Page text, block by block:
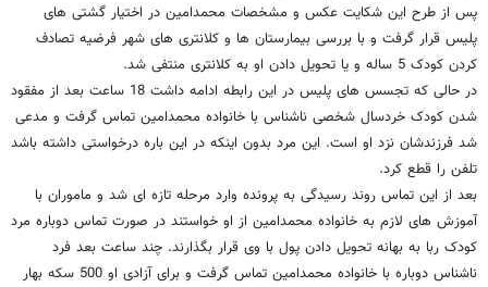
پس از طرح این شکایت عکس و مشخصات محمدامین در اختیار گشتی های
پلیس قرار گرفت و با بررسی بیمارستان ها و کلانتری های شهر فرضیه تصادف
کردن کودک 5 ساله و یا تحویل دادن او به کلانتری منتفی شد.
در حالی که تجسس های پلیس در این رابطه ادامه داشت 18 ساعت بعد از مفقود
شدن کودک خردسال شخصی ناشناس با خانواده محمدامین تماس گرفت و مدعی
شد فرزندشان نزد او است. این مرد بدون اینکه در این باره درخواستی داشته باشد
تلفن را قطع کرد.
بعد از این تماس روند رسیدگی به پرونده وارد مرحله تازه ای شد و ماموران با
آموزش های لازم به خانواده محمدامین از او خواستند در صورت تماس دوباره مرد
کودک ربا به بهانه تحویل دادن پول با وی قرار بگذارند. چند ساعت بعد فرد
ناشناس دوباره با خانواده محمدامین تماس گرفت و برای آزادی او 500 سکه بهار